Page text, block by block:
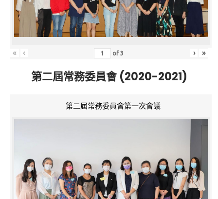
« ‹ of3 › »
第二屆常務委員會 (2020-2021)
第二屆常務委員會第一次會議